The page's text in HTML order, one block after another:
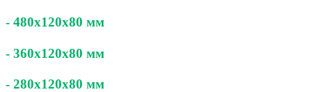
- 480x120x80 мм
- 360x120x80 мм
- 280x120x80 мм